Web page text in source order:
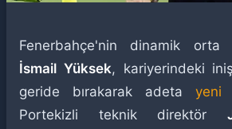
Fenerbahçe'nin dinamik orta
İsmail Yüksek, kariyerindeki
geride bırakarak adeta yeni
Portekizli teknik direktör